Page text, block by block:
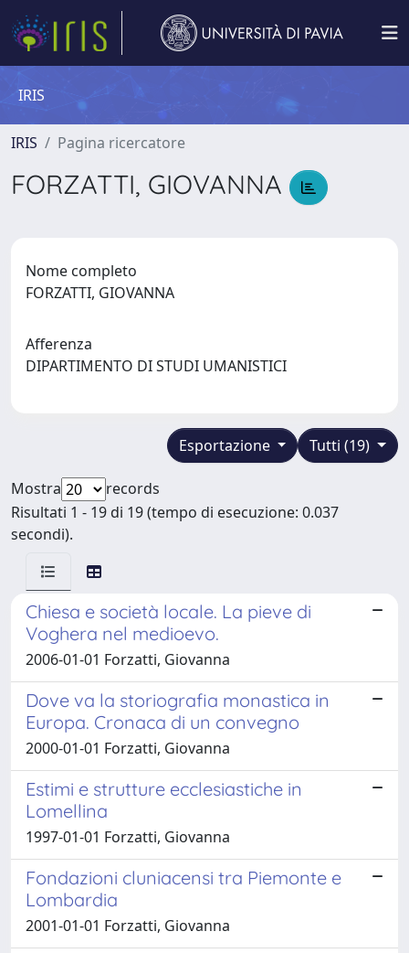
IRIS
IRIS Pagina ricercatore
FORZATTI, GIOVANNA
Nome completo
FORZATTI, GIOVANNA
Afferenza
DIPARTIMENTO DI STUDI UMANISTICI
Tutti (19)
Esportazione
Mostra
records
Risultati 1 - 19 di 19 (tempo di esecuzione: 0.037
secondi).
Chiesa e società locale. La pieve di
Voghera nel medioevo.
2006-01-01 Forzatti, Giovanna
Dove va la storiografia monastica in
Europa. Cronaca di un convegno
2000-01-01 Forzatti, Giovanna
Estimi e strutture ecclesiastiche in
Lomellina
1997-01-01 Forzatti, Giovanna
Fondazioni cluniacensi tra Piemonte e
Lombardia
2001-01-01 Forzatti, Giovanna